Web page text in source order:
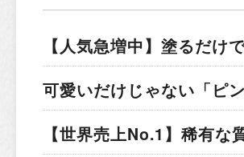
【人気急増中】塗るだ
可愛いだけじゃない「ピ
【世界売上No.1】稀有な